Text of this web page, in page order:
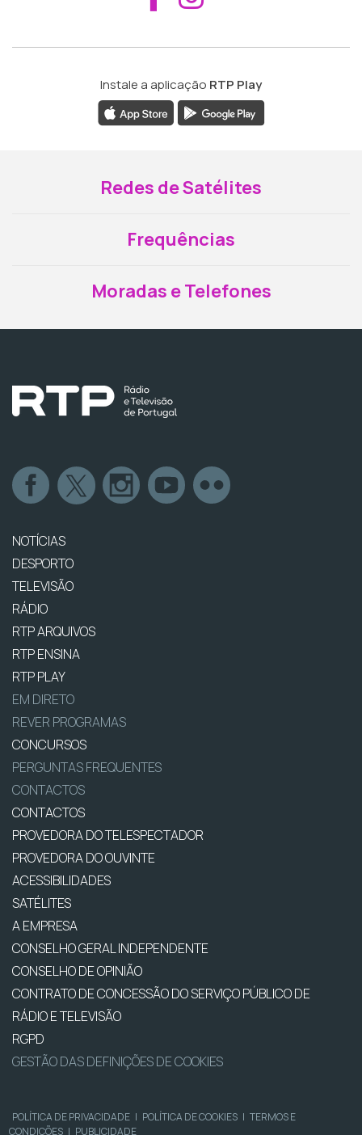
Instale a aplicação RTP Play
Redes de Satélites
Frequências
Moradas e Telefones
NOTÍCIAS
DESPORTO
TELEVISÃO
RÁDIO
RTP ARQUIVOS
RTP ENSINA
RTP PLAY
EM DIRETO
REVER PROGRAMAS
CONCURSOS
PERGUNTAS FREQUENTES
CONTACTOS
CONTACTOS
PROVEDORA DO TELESPECTADOR
PROVEDORA DO OUVINTE
ACESSIBILIDADES
SATÉLITES
A EMPRESA
CONSELHO GERAL INDEPENDENTE
CONSELHO DE OPINIÃO
CONTRATO DE CONCESSÃO DO SERVIÇO PÚBLICO DE
RÁDIO E TELEVISÃO
RGPD
GESTÃO DAS DEFINIÇÕES DE COOKIES
POLÍTICA DE PRIVACIDADE | POLÍTICA DE COOKIES | TERMOS E
CONDIÇÕES | PUBLICIDADE